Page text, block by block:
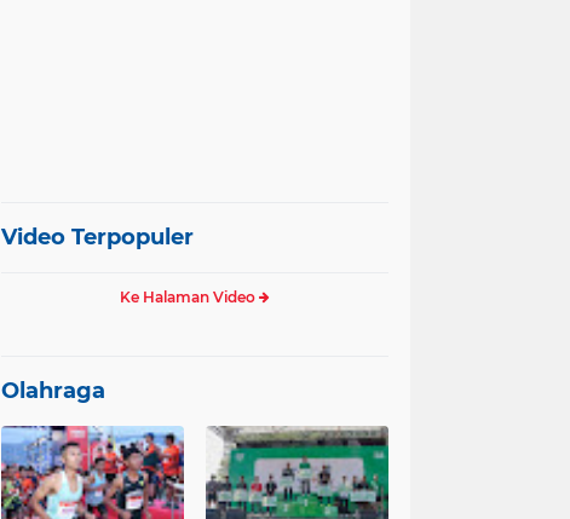
Video Terpopuler
Ke Halaman Video
Olahraga